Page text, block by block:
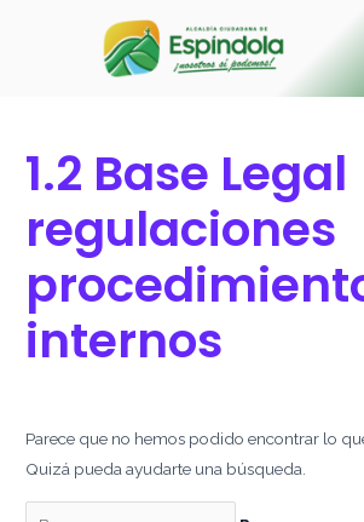
1.2 Base Legal
regulaciones
internos
Parece que no hemos podido encontrar lo
Quizá pueda ayudarte una búsqueda.